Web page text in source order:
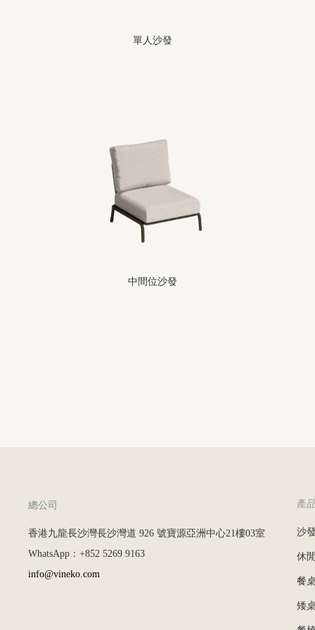
單人沙發
中間位沙發
總公司
香港九龍長沙灣長沙灣道 926 號寶源亞洲中心21樓03室
WhatsApp：+852 5269 9163
info@vineko.com
產
沙
休
餐
矮